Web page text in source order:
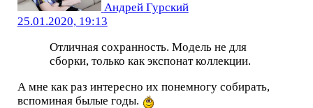
Андрей Гурский
25.01.2020, 19:13
Отличная сохранность. Модель не для
сборки, только как экспонат коллекции.
А мне как раз интересно их понемногу собирать,
вспоминая былые годы.